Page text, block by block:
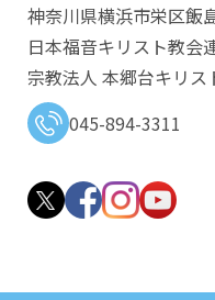
神奈川県横浜市栄区飯
日本福音キリスト教会
宗教法人 本郷台キリス
045-894-3311